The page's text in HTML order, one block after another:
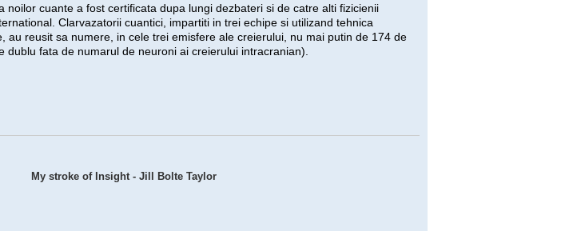
noilor cuante a fost certificata dupa lungi dezbateri si de catre alti fizicienii
Clarvazatorii cuantici, impartiti in trei echipe si utilizand tehnica
au reusit sa numere, in cele trei emisfere ale creierului, nu mai putin de 174 de
dublu fata de numarul de neuroni ai creierului intracranian).
My stroke of Insight - Jill Bolte Taylor